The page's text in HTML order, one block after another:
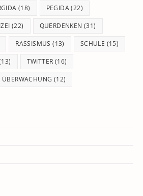
(18) PEGIDA(22)
(22) QUERDENKEN (31)
RASSISMUS (13) SCHULE (15)
TWITTER (16)
ÜBERWACHUNG (12)